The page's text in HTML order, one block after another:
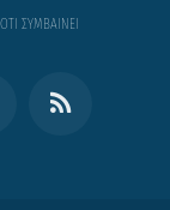
ΣΥΜΒΑΙΝΕΙ